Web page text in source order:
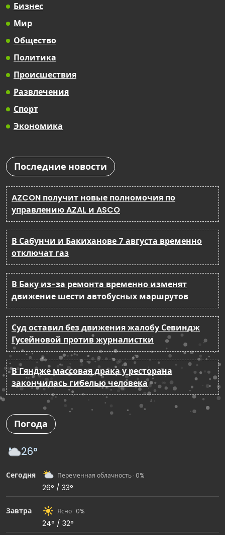
Бизнес
Мир
Общество
Политика
Происшествия
Развлечения
Спорт
Экономика
Последние новости
AZCON получит новые полномочия по
управлению AZAL и ASCO
В Сабунчи и Бакиханове 7 августа временно
отключат газ
В Баку из-за ремонта временно изменят
движение шести автобусных маршрутов
Суд оставил без движения жалобу Севиндж
Гусейновой против журналистки
В Гяндже массовая драка у ресторана
закончилась гибелью человека
Погода
26°
Сегодня Переменная облачность · 0%
26° / 33°
Завтра Ясно · 0%
24° / 32°